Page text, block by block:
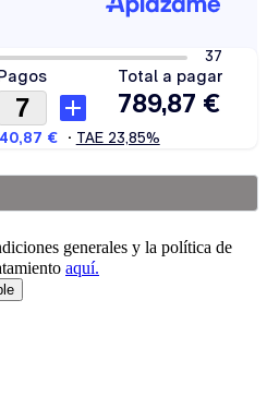
Calcula tus cuotas aquí.
el producto esté en stock
generales y la política de
aquí.